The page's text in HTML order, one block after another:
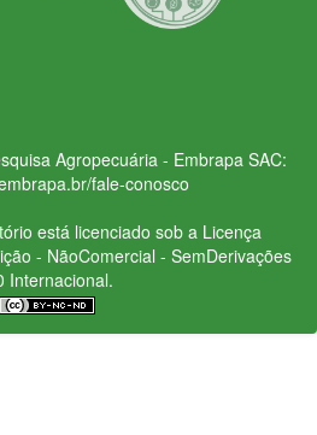
Agropecuária - Embrapa SAC:
fale-conosco
está licenciado sob a Licença
- NãoComercial - SemDerivações
Internacional.